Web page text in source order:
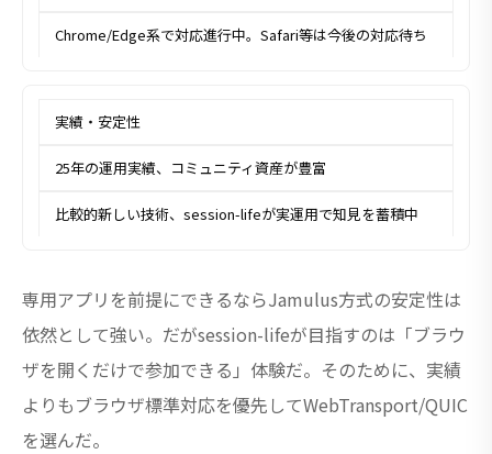
Chrome/Edge系で対応進行中。Safari等は今後の対応待ち
実績・安定性
25年の運用実績、コミュニティ資産が豊富
比較的新しい技術、session-lifeが実運用で知見を蓄積中
専用アプリを前提にできるならJamulus方式の安定性は
依然として強い。だがsession-lifeが目指すのは「ブラウ
ザを開くだけで参加できる」体験だ。そのために、実績
よりもブラウザ標準対応を優先してWebTransport/QUIC
を選んだ。